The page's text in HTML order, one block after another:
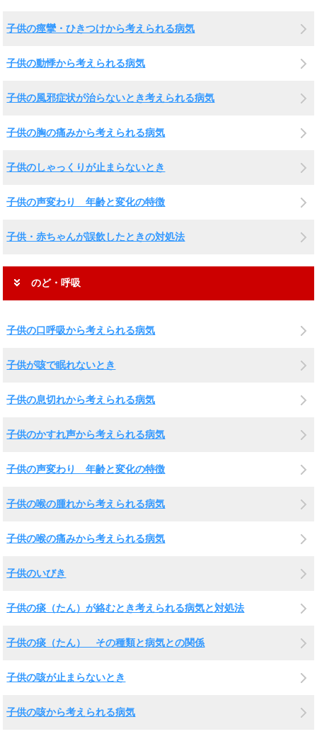
子供の痙攣・ひきつけから考えられる病気
子供の動悸から考えられる病気
子供の風邪症状が治らないとき考えられる病気
子供の胸の痛みから考えられる病気
子供のしゃっくりが止まらないとき
子供の声変わり 年齢と変化の特徴
子供・赤ちゃんが誤飲したときの対処法
のど・呼吸
子供の口呼吸から考えられる病気
子供が咳で眠れないとき
子供の息切れから考えられる病気
子供のかすれ声から考えられる病気
子供の声変わり 年齢と変化の特徴
子供の喉の腫れから考えられる病気
子供の喉の痛みから考えられる病気
子供のいびき
子供の痰（たん）が絡むとき考えられる病気と対処法
子供の痰（たん） その種類と病気との関係
子供の咳が止まらないとき
子供の咳から考えられる病気